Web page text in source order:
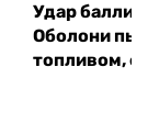
Удар
Оболони
топливом,